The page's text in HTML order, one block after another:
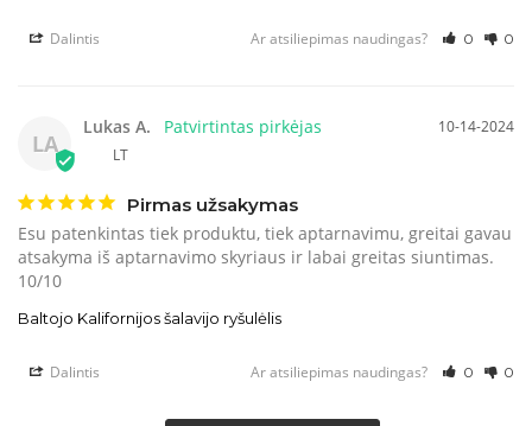
Dalintis Ar atsiliepimas naudingas? 0 0
LA
10-14-2024
Lukas A.
LT
Pirmas užsakymas
Esu patenkintas tiek produktu, tiek aptarnavimu, greitai gavau
atsakyma iš aptarnavimo skyriaus ir labai greitas siuntimas.
10/10
Baltojo Kalifornijos šalavijo ryšulėlis
Dalintis Ar atsiliepimas naudingas? 0 0